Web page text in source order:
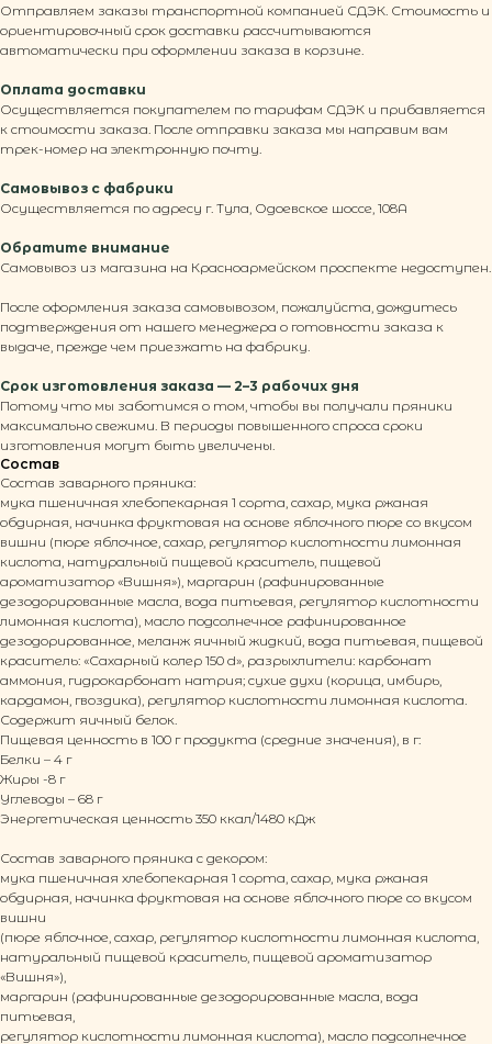
Отправляем заказы транспортной компанией СДЭК. Стоимость и
ориентировочный срок доставки рассчитываются
автоматически при оформлении заказа в корзине.
Оплата доставки
Осуществляется покупателем по тарифам СДЭК и прибавляется
к стоимости заказа. После отправки заказа мы направим вам
трек-номер на электронную почту.
Самовывоз с фабрики
Осуществляется по адресу г. Тула, Одоевское шоссе, 108А
Обратите внимание
Самовывоз из магазина на Красноармейском проспекте недоступен.
После оформления заказа самовывозом, пожалуйста, дождитесь
подтверждения от нашего менеджера о готовности заказа к
выдаче, прежде чем приезжать на фабрику.
Срок изготовления заказа — 2–3 рабочих дня
Потому что мы заботимся о том, чтобы вы получали пряники
максимально свежими. В периоды повышенного спроса сроки
изготовления могут быть увеличены.
Состав
Состав заварного пряника:
мука пшеничная хлебопекарная 1 сорта, сахар, мука ржаная
обдирная, начинка фруктовая на основе яблочного пюре со вкусом
вишни (пюре яблочное, сахар, регулятор кислотности лимонная
кислота, натуральный пищевой краситель, пищевой
ароматизатор «Вишня»), маргарин (рафинированные
дезодорированные масла, вода питьевая, регулятор кислотности
лимонная кислота), масло подсолнечное рафинированное
дезодорированное, меланж яичный жидкий, вода питьевая, пищевой
краситель: «Сахарный колер 150 d», разрыхлители: карбонат
аммония, гидрокарбонат натрия; сухие духи (корица, имбирь,
кардамон, гвоздика), регулятор кислотности лимонная кислота.
Содержит яичный белок.
Пищевая ценность в 100 г продукта (средние значения), в г:
Белки – 4 г
Жиры -8 г
Углеводы – 68 г
Энергетическая ценность 350 ккал/1480 кДж
Состав заварного пряника с декором:
мука пшеничная хлебопекарная 1 сорта, сахар, мука ржаная
обдирная, начинка фруктовая на основе яблочного пюре со вкусом
вишни
(пюре яблочное, сахар, регулятор кислотности лимонная кислота,
натуральный пищевой краситель, пищевой ароматизатор
«Вишня»),
маргарин (рафинированные дезодорированные масла, вода
питьевая,
регулятор кислотности лимонная кислота), масло подсолнечное
© 2026 ООО ТКФ «Пряничная столица»
Вся информация на сайте, включая
может быть использована без согласия
правообладателя.
Политика обработки
персональных данных
Согласие на обработку
персональных данных
Публичная оферта
+7 919 071 54 88
КЛИЕНТАМ
Каталог
Имбирные пряники
Пряники с декором
Пряники в коробках